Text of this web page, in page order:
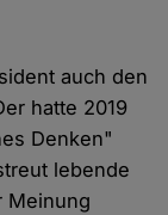
auch den
hatte 2019
Denken"
lebende
Meinung